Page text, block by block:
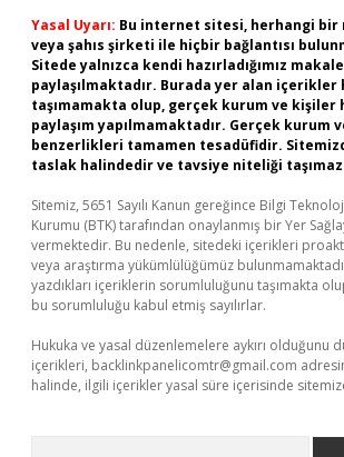
Yasal Uyarı: Bu internet sitesi, herhangi bir
veya şahıs şirketi ile hiçbir bağlantısı
Sitede yalnızca kendi hazırladığımız
paylaşılmaktadır. Burada yer alan
taşımamakta olup, gerçek kurum ve kişiler
paylaşım yapılmamaktadır. Gerçek kurum
benzerlikleri tamamen tesadüfidir.
taslak halindedir ve tavsiye niteliği
Sitemiz, 5651 Sayılı Kanun gereğince Bilgi
Kurumu (BTK) tarafından onaylanmış bir Yer
vermektedir. Bu nedenle, sitedeki içerikleri
veya araştırma yükümlülüğümüz
yazdıkları içeriklerin sorumluluğunu taşımakta
bu sorumluluğu kabul etmiş sayılırlar.
Hukuka ve yasal düzenlemelere aykırı olduğunu
içerikleri, backlinkpanelicomtr@gmail.com
halinde, ilgili içerikler yasal süre içerisinde